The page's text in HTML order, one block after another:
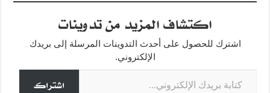
e
o
k
s
A
p
gr
a
m
e
n
g
er
ar
اكتشاف المزيد من تدوينات
اشترك للحصول على أحدث التدوينات المرسلة إلى بريدك
الإلكتروني.
كتابة بريدك الإلكتروني...
اشتراك